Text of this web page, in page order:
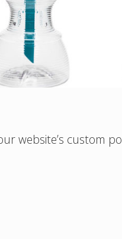
website’s custom